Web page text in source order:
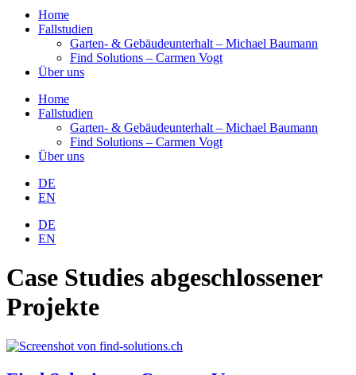
Home
Fallstudien
Garten- & Gebäudeunterhalt – Michael Baumann
Find Solutions – Carmen Vogt
Über uns
Home
Fallstudien
Garten- & Gebäudeunterhalt – Michael Baumann
Find Solutions – Carmen Vogt
Über uns
DE
EN
DE
EN
Case Studies abgeschlossener
Projekte